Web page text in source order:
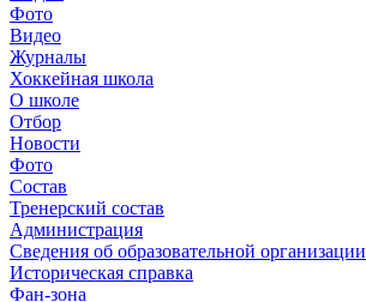
Фото
Видео
Журналы
Хоккейная школа
О школе
Отбор
Новости
Фото
Состав
Тренерский состав
Администрация
Сведения об образовательной организации
Историческая справка
Фан-зона